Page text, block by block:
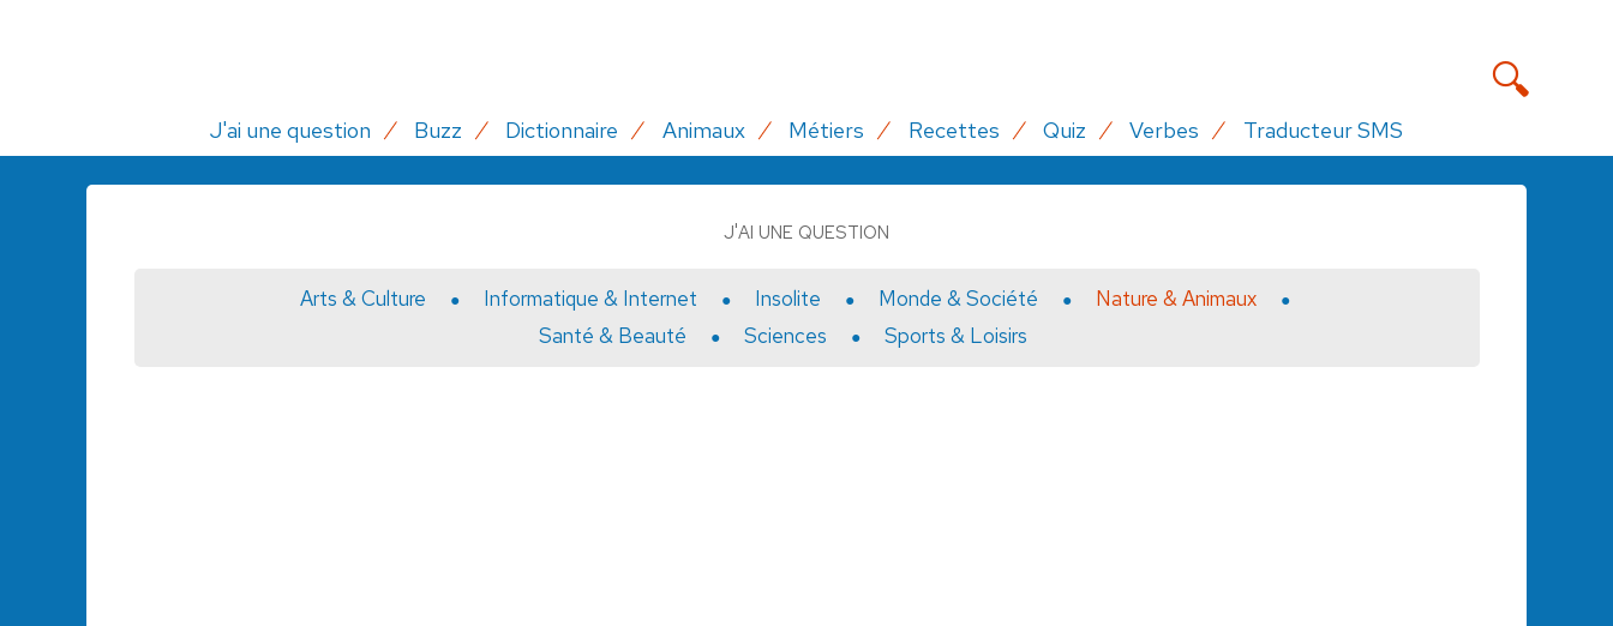
J'ai une question Buzz Dictionnaire Animaux Métiers Recettes Quiz Verbes Traducteur SMS
J'AI UNE QUESTION
Arts & Culture Informatique & Internet Insolite Monde & Société
Nature & Animaux
Santé & Beauté
Sciences Sports & Loisirs